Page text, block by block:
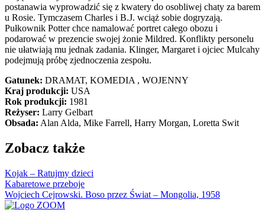
postanawia wyprowadzić się z kwatery do osobliwej chaty za barem
u Rosie. Tymczasem Charles i B.J. wciąż sobie dogryzają.
Pułkownik Potter chce namalować portret całego obozu i
podarować w prezencie swojej żonie Mildred. Konflikty personelu
nie ułatwiają mu jednak zadania. Klinger, Margaret i ojciec Mulcahy
podejmują próbę zjednoczenia zespołu.
Gatunek: DRAMAT, KOMEDIA , WOJENNY
Kraj produkcji: USA
Rok produkcji: 1981
Reżyser: Larry Gelbart
Obsada: Alan Alda, Mike Farrell, Harry Morgan, Loretta Swit
Zobacz także
Kojak – Ratujmy dzieci
Kabaretowe przeboje
Wojciech Cejrowski. Boso przez Świat – Mongolia, 1958